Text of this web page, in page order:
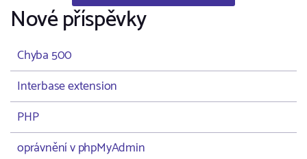
Nové příspěvky
Chyba 500
Interbase extension
PHP
oprávnění v phpMyAdmin